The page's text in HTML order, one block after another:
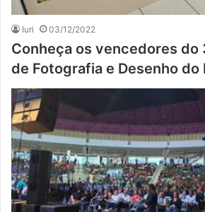
Iuri 03/12/2022
Conheça os vencedores do
de Fotografia e Desenho do